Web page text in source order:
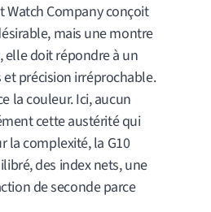
Watch Company conçoit
mais une montre
elle doit répondre à un
précision irréprochable.
la couleur. Ici, aucun
cette austérité qui
la complexité, la G10
des index nets, une
de seconde parce